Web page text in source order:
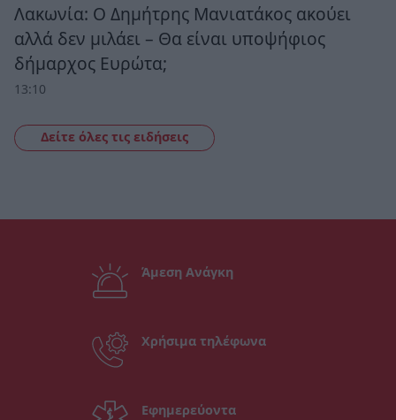
Λακωνία: Ο Δημήτρης Μανιατάκος ακούει
αλλά δεν μιλάει – Θα είναι υποψήφιος
δήμαρχος Ευρώτα;
13:10
Δείτε όλες τις ειδήσεις
Άμεση Ανάγκη
Χρήσιμα τηλέφωνα
Εφημερεύοντα